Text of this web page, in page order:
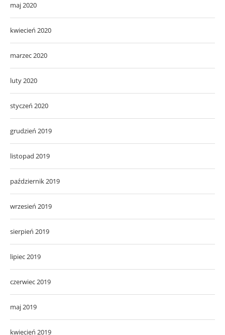
maj 2020
kwiecień 2020
marzec 2020
luty 2020
styczeń 2020
grudzień 2019
listopad 2019
październik 2019
wrzesień 2019
sierpień 2019
lipiec 2019
czerwiec 2019
maj 2019
kwiecień 2019